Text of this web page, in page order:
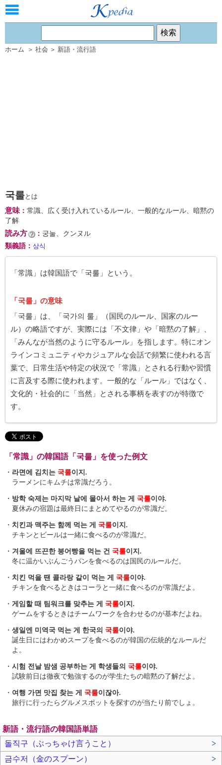
ホーム ＞ 社会 ＞ 新語・流行語
국룰とは
意味： 常識、広く受け入れているルール、一般的なルール、暗黙の
了解
読み方 ： 궁눌、クンヌル
類義語 ： 상식
「常識」は韓国語で「국룰」という。
「국룰」の意味
「국룰」は、「국가의 룰」（国民のルール、国家のルー
ル）の略語ですが、実際には「不文律」や「暗黙の了解」、
「みんなが当然のように守るルール」を指します。特にオン
ラインコミュニティやカジュアルな会話で頻繁に使われる言
葉で、日常生活や特定の状況で「常識」とされる行動や習慣
に言及する際に使われます。一般的な「ルール」ではなく、
文化的・社会的に「当然」とされる事柄を表すのが特徴で
す。
「常識」の韓国語「국룰」を使った例文
・ 라면에 김치는 국룰이지.
ラーメンにキムチは常識だろう。
・ 방학 숙제는 마지막 날에 몰아서 하는 게 국룰이야.
夏休みの宿題は最終日にまとめてやるのが常識だ。
・ 치킨과 맥주는 함께 먹는 게 국룰이지.
チキンとビールは一緒に食べるのが常識だ。
・ 겨울에 뜨끈한 붕어빵을 먹는 건 국룰이지.
冬に温かいぶんごうパンを食べるのは国民のルールだ。
・ 치킨 먹을 땐 콜라랑 같이 먹는 게 국룰이야.
チキンを食べるときはコーラと一緒に食べるのが常識だよ。
・ 게임할 때 팀워크를 맞추는 게 국룰이지.
ゲームをするときはチームワークを合わせるのが基本だよね。
・ 생일엔 미역국 먹는 게 한국의 국룰이야.
誕生日にはわかめスープを食べるのが韓国の伝統的なルールだ
よ。
・ 시험 전날 밤샘 공부하는 게 학생들의 국룰이야.
試験前日は徹夜で勉強するのが学生たちの暗黙の了解だよ。
・ 여행 가면 맛집 찾는 게 국룰이잖아.
旅行に行ったらグルメスポットを探すのが当たり前でしょ。
新語・流行語の韓国語単語
돌직구（ぶっちゃけ言うこと）
>
금수저（金のスプーン）
>